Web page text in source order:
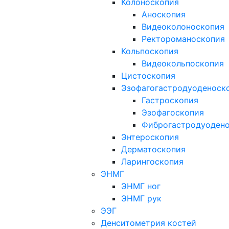
Колоноскопия
Аноскопия
Видеоколоноскопия
Ректороманоскопия
Кольпоскопия
Видеокольпоскопия
Цистоскопия
Гастроскопия
Эзофагоскопия
Энтероскопия
Дерматоскопия
Ларингоскопия
ЭНМГ
ЭНМГ ног
ЭНМГ рук
ЭЭГ
Денситометрия костей